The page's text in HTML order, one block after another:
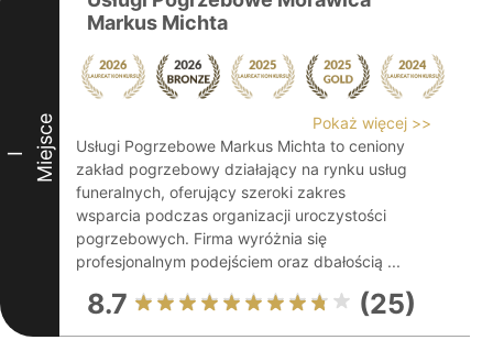
I Miejsce
Markus Michta
Pokaż więcej >>
Usługi Pogrzebowe Markus Michta to ceniony
zakład pogrzebowy działający na rynku usług
funeralnych, oferujący szeroki zakres
wsparcia podczas organizacji uroczystości
pogrzebowych. Firma wyróżnia się
profesjonalnym podejściem oraz dbałością ...
8.7 (25)